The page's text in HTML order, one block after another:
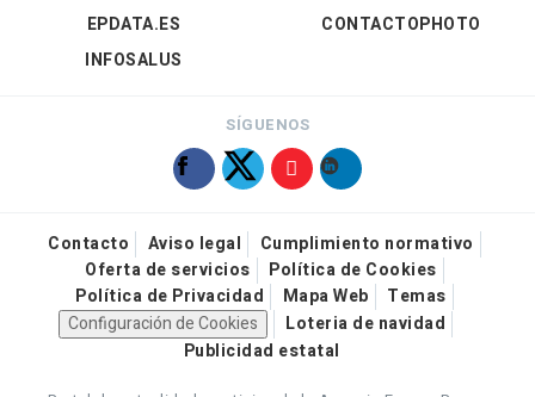
EPDATA.ES
INFOSALUS
CONTACTOPHOTO
SÍGUENOS
Contacto Aviso legal
Cumplimiento normativo
Oferta de servicios
Política de Cookies
Política de Privacidad
Mapa Web
Temas
Configuración de Cookies
Loteria de navidad
Publicidad estatal